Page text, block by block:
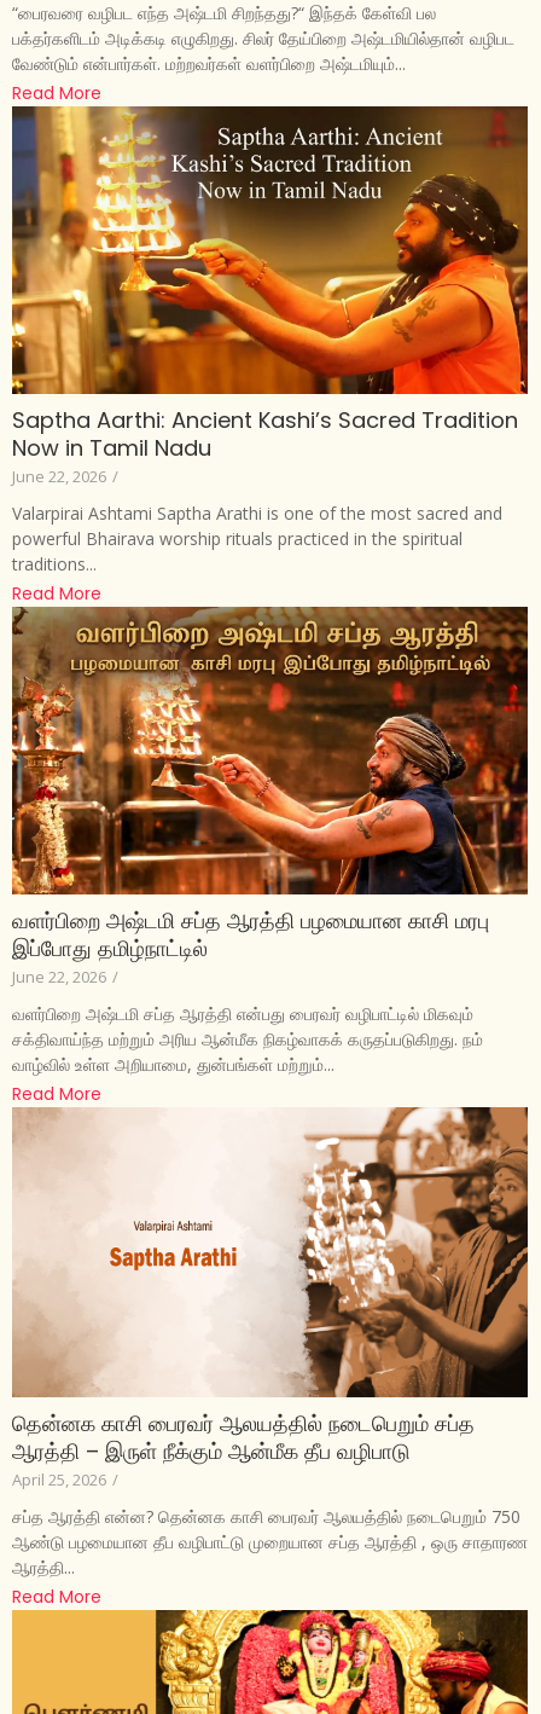
“பைரவரை வழிபட எந்த அஷ்டமி சிறந்தது?“ இந்தக் கேள்வி பல
பக்தர்களிடம் அடிக்கடி எழுகிறது. சிலர் தேய்பிறை அஷ்டமியில்தான் வழிபட
வேண்டும் என்பார்கள். மற்றவர்கள் வளர்பிறை அஷ்டமியும்...
Read More
Saptha Aarthi: Ancient Kashi’s Sacred Tradition
Now in Tamil Nadu
June 22, 2026 /
Valarpirai Ashtami Saptha Arathi is one of the most sacred and
powerful Bhairava worship rituals practiced in the spiritual
traditions...
Read More
வளர்பிறை அஷ்டமி சப்த ஆரத்தி பழமையான காசி மரபு
இப்போது தமிழ்நாட்டில்
June 22, 2026 /
வளர்பிறை அஷ்டமி சப்த ஆரத்தி என்பது பைரவர் வழிபாட்டில் மிகவும்
சக்திவாய்ந்த மற்றும் அரிய ஆன்மீக நிகழ்வாகக் கருதப்படுகிறது. நம்
வாழ்வில் உள்ள அறியாமை, துன்பங்கள் மற்றும்...
Read More
தென்னக காசி பைரவர் ஆலயத்தில் நடைபெறும் சப்த
ஆரத்தி – இருள் நீக்கும் ஆன்மீக தீப வழிபாடு
April 25, 2026 /
சப்த ஆரத்தி என்ன? தென்னக காசி பைரவர் ஆலயத்தில் நடைபெறும் 750
ஆண்டு பழமையான தீப வழிபாட்டு முறையான சப்த ஆரத்தி , ஒரு சாதாரண
ஆரத்தி...
Read More